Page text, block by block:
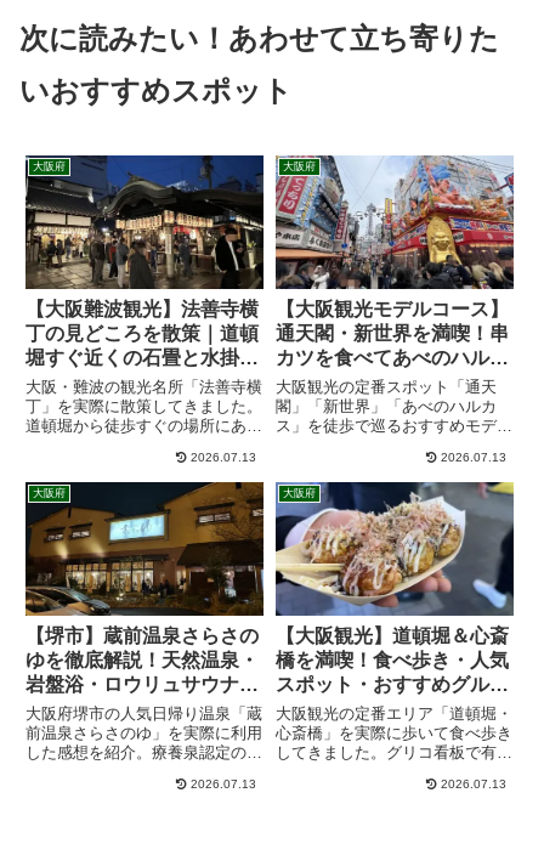
次に読みたい！あわせて立ち寄りた
いおすすめスポット
大阪府
【大阪難波観光】法善寺横
丁の見どころを散策｜道頓
堀すぐ近くの石畳と水掛不
動尊を巡る大阪情緒旅
大阪・難波の観光名所「法善寺横
丁」を実際に散策してきました。
道頓堀から徒歩すぐの場所にあり
掛不動尊など情緒あふれる風景が
広がります。アクセスや見どこ
ろ、周辺グルメ情報も紹介しま
す。
2026.07.13
大阪府
【大阪観光モデルコース】
通天閣・新世界を満喫！串
カツを食べてあべのハルカ
スまで歩く日帰り散策プラ
ン
大阪観光の定番スポット「通天
閣」「新世界」「あべのハルカ
ス」を徒歩で巡るおすすめモデル
カツや通天閣の展望台、あべのハ
ルカス300からの絶景まで、半日
でも楽しめる大阪観光ルートを実
体験をもとに詳しく解説します。
2026.07.13
大阪府
【堺市】蔵前温泉さらさの
ゆを徹底解説！天然温泉・
岩盤浴・ロウリュサウナが
楽しめる人気スーパー銭湯
大阪府堺市の人気日帰り温泉「蔵
前温泉さらさのゆ」を実際に利用
した感想を紹介。療養泉認定の天
ウナ、岩盤浴、食事処まで詳しく
2026.07.13
大阪府
【大阪観光】道頓堀＆心斎
橋を満喫！食べ歩き・人気
スポット・おすすめグルメ
を徹底紹介
大阪観光の定番エリア「道頓堀・
心斎橋」を実際に歩いて食べ歩き
してきました。グリコ看板で有名
丁、なんばグランド花月など見ど
2026.07.13